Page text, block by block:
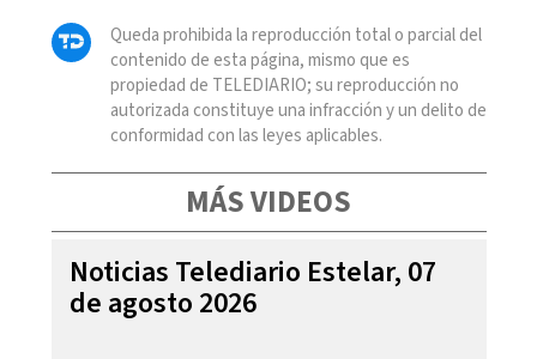
Queda prohibida la reproducción total o parcial del
contenido de esta página, mismo que es
propiedad de TELEDIARIO; su reproducción no
autorizada constituye una infracción y un delito de
conformidad con las leyes aplicables.
MÁS VIDEOS
Noticias Telediario Estelar, 07
de agosto 2026